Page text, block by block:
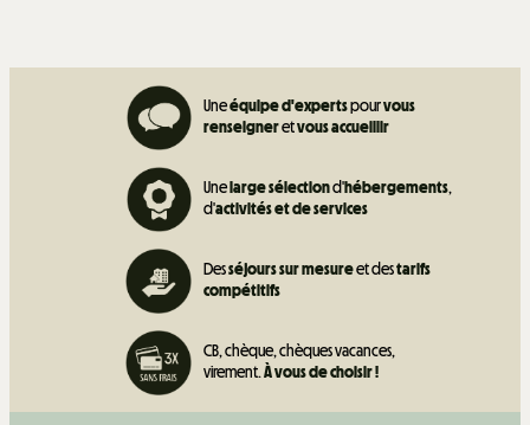
Uneéquipe d'expertspourvous
renseigneretvous accueillir
Unelarge sélectiond'hébergements,
d'activités et deservices
Desséjours sur mesureet destarifs
compétitifs
CB, chèque, chèques vacances,
virement.À vous de choisir !